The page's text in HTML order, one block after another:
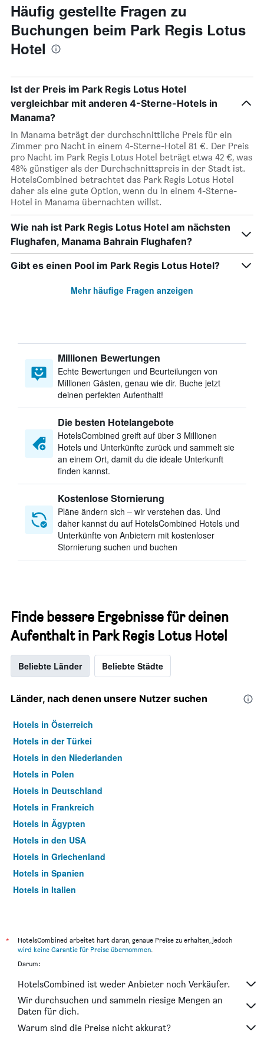
Häufig gestellte Fragen zu
Buchungen beim Park Regis Lotus
Hotel
Ist der Preis im Park Regis Lotus Hotel
vergleichbar mit anderen 4-Sterne-Hotels in
Manama?
In Manama beträgt der durchschnittliche Preis für ein
Zimmer pro Nacht in einem 4-Sterne-Hotel 81 €. Der Preis
pro Nacht im Park Regis Lotus Hotel beträgt etwa 42 €, was
48% günstiger als der Durchschnittspreis in der Stadt ist.
HotelsCombined betrachtet das Park Regis Lotus Hotel
daher als eine gute Option, wenn du in einem 4-Sterne-
Hotel in Manama übernachten willst.
Wie nah ist Park Regis Lotus Hotel am nächsten
Flughafen, Manama Bahrain Flughafen?
Gibt es einen Pool im Park Regis Lotus Hotel?
Mehr häufige Fragen anzeigen
Millionen Bewertungen
Echte Bewertungen und Beurteilungen von
Millionen Gästen, genau wie dir. Buche jetzt
deinen perfekten Aufenthalt!
Die besten Hotelangebote
HotelsCombined greift auf über 3 Millionen
Hotels und Unterkünfte zurück und sammelt sie
an einem Ort, damit du die ideale Unterkunft
finden kannst.
Kostenlose Stornierung
Pläne ändern sich – wir verstehen das. Und
daher kannst du auf HotelsCombined Hotels und
Unterkünfte von Anbietern mit kostenloser
Stornierung suchen und buchen
Finde bessere Ergebnisse für deinen
Aufenthalt in Park Regis Lotus Hotel
Beliebte Länder Beliebte Städte
Länder, nach denen unsere Nutzer suchen
Hotels in Österreich
Hotels in der Türkei
Hotels in den Niederlanden
Hotels in Polen
Hotels in Deutschland
Hotels in Frankreich
Hotels in Ägypten
Hotels in den USA
Hotels in Griechenland
Hotels in Spanien
Hotels in Italien
*
HotelsCombined arbeitet hart daran, genaue Preise zu erhalten, jedoch
wird keine Garantie für Preise übernommen.
Darum:
HotelsCombined ist weder Anbieter noch Verkäufer.
Wir durchsuchen und sammeln riesige Mengen an
Daten für dich.
Warum sind die Preise nicht akkurat?